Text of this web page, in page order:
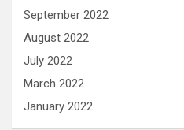
September 2022
August 2022
July 2022
March 2022
January 2022